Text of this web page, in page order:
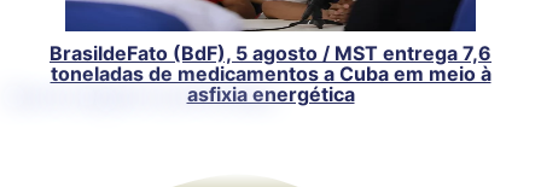
BrasildeFato (BdF), 5 agosto / MST entrega 7,6
toneladas de medicamentos a Cuba em meio à
asfixia energética